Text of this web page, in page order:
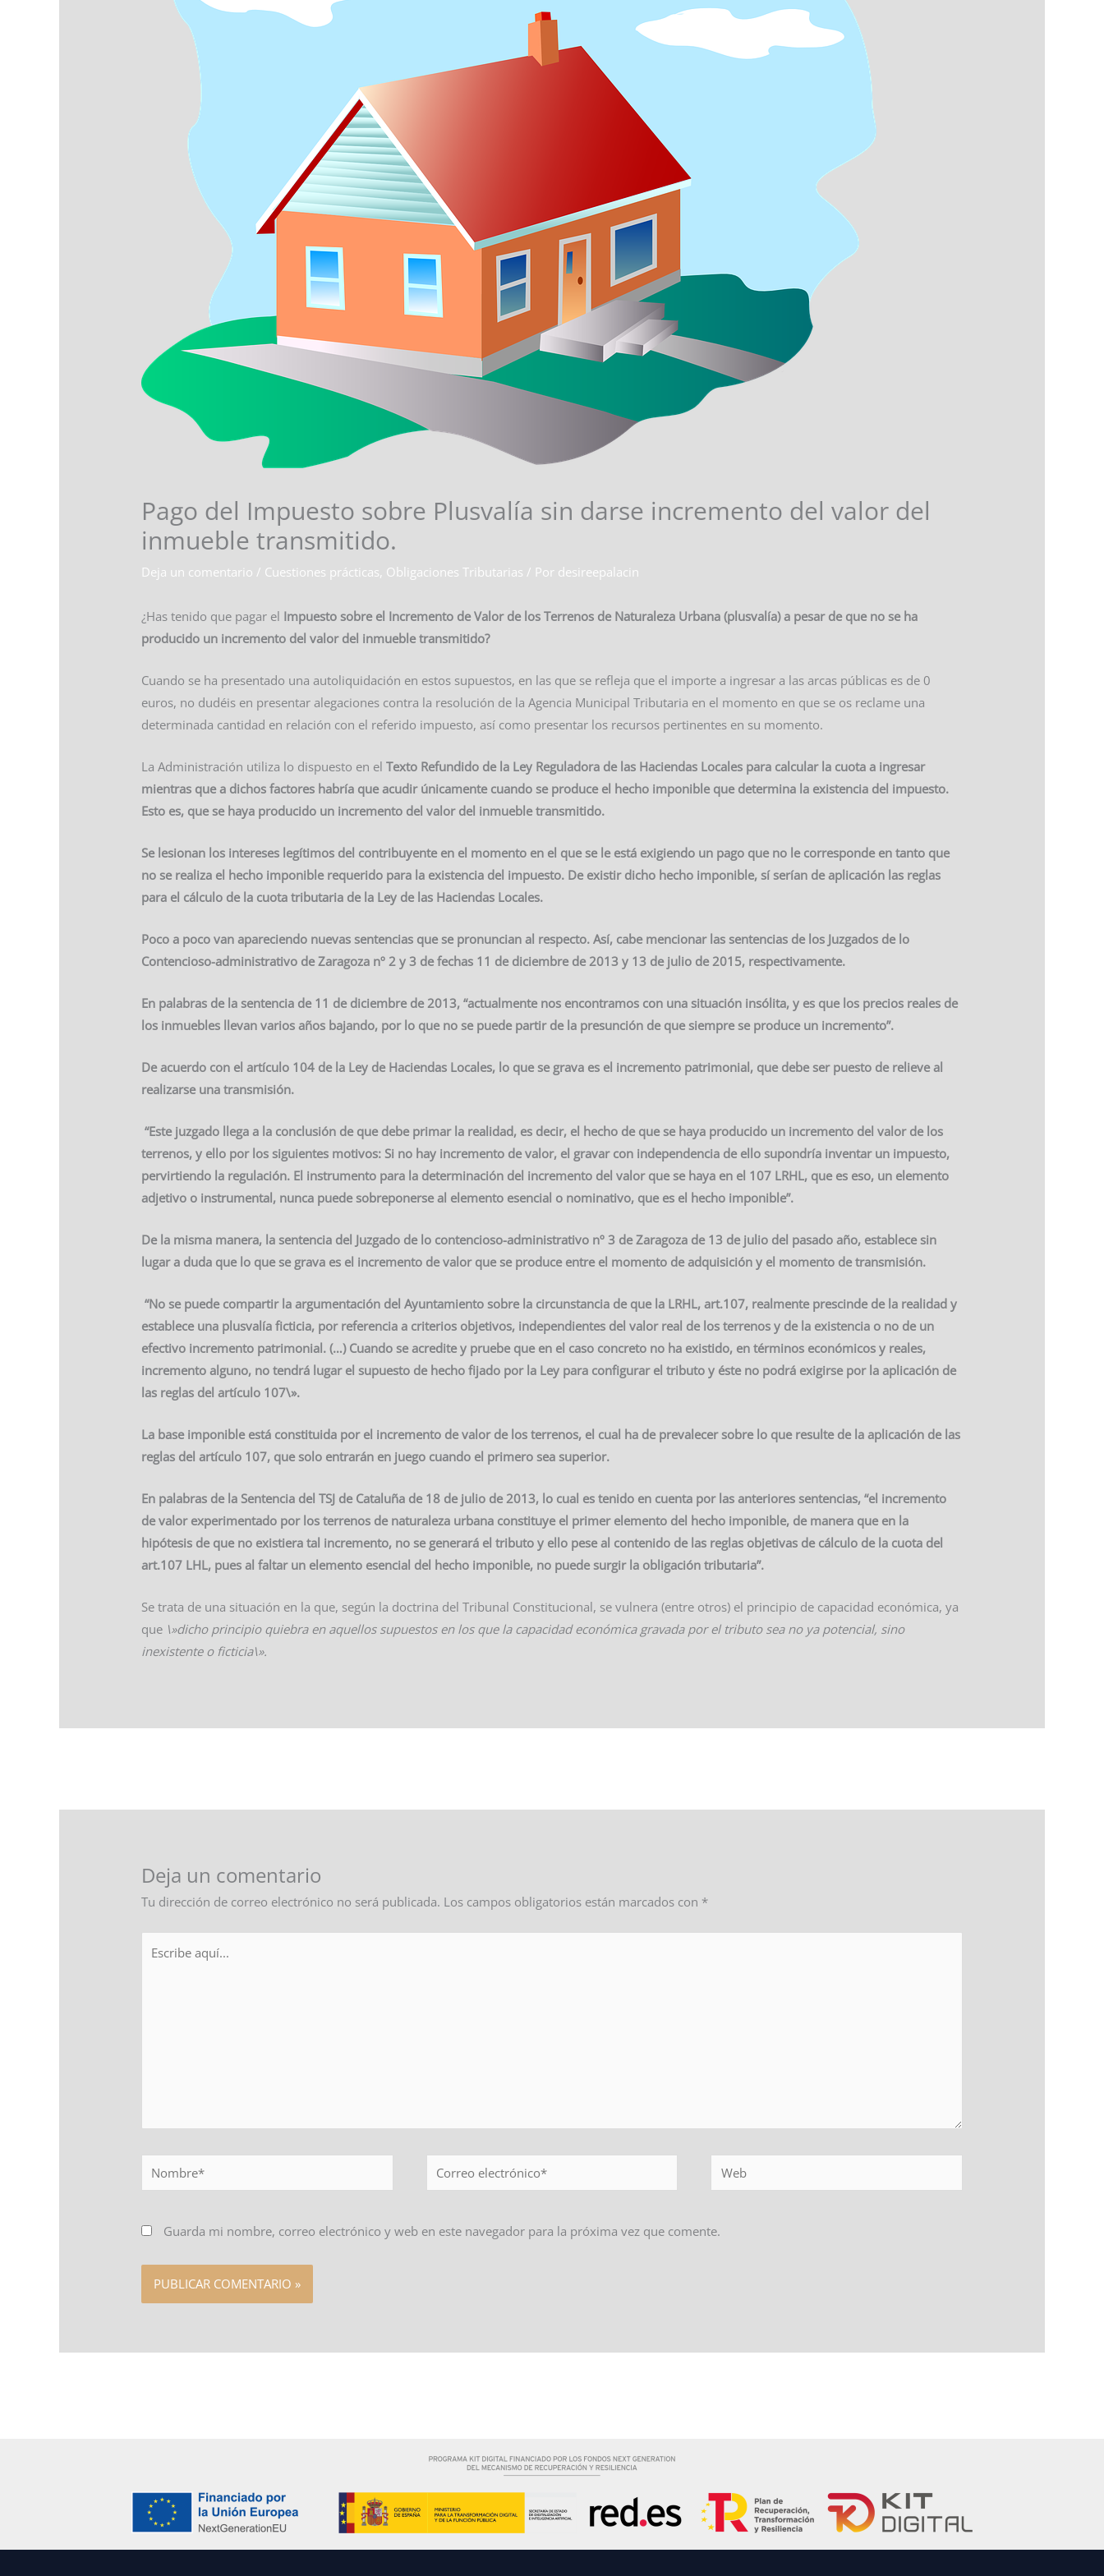
Pago del Impuesto sobre Plusvalía sin darse incremento del valor del
inmueble transmitido.
Deja un comentario / Cuestiones prácticas, Obligaciones Tributarias / Por desireepalacin
¿Has tenido que pagar el Impuesto sobre el Incremento de Valor de los Terrenos de Naturaleza Urbana (plusvalía)a pesar de que no se ha
producido un incremento del valor del inmueble transmitido?
Cuando se ha presentado una autoliquidación en estos supuestos, en las que se refleja que el importe a ingresar a las arcas públicas es de 0
euros, no dudéis en presentar alegaciones contra la resolución de la Agencia Municipal Tributaria en el momento en que se os reclame una
determinada cantidad en relación con el referido impuesto, así como presentar los recursos pertinentes en su momento.
La Administración utiliza lo dispuesto en elTexto Refundido de la Ley Reguladora de las Haciendas Locales para calcular la cuota a ingresar
mientras que a dichos factores habría que acudir únicamente cuando se produce el hecho imponible que determina la existencia del impuesto.
Esto es, que se haya producido un incremento del valor del inmueble transmitido.
Se lesionan los intereses legítimos del contribuyente en el momento en el que se le está exigiendo un pago que no le corresponde en tanto que
no se realiza el hecho imponible requerido para la existencia del impuesto. De existir dicho hecho imponible, sí serían de aplicación las reglas
para el cálculo de la cuota tributaria de la Ley de las Haciendas Locales.
Poco a poco van apareciendo nuevas sentencias que se pronuncian al respecto. Así, cabe mencionar las sentencias de los Juzgados de lo
Contencioso-administrativo de Zaragoza nº 2 y 3 de fechas 11 de diciembre de 2013 y 13 de julio de 2015, respectivamente.
En palabras de la sentencia de 11 de diciembre de 2013, “actualmente nos encontramos con una situación insólita, y es que los precios reales de
los inmuebles llevan varios años bajando, por lo que no se puede partir de la presunción de que siempre se produce un incremento”.
De acuerdo con el artículo 104 de la Ley de Haciendas Locales, lo que se grava es el incremento patrimonial, que debe ser puesto de relieve al
realizarse una transmisión.
“Este juzgado llega a la conclusión de que debe primar la realidad, es decir, el hecho de que se haya producido un incremento del valor de los
terrenos, y ello por los siguientes motivos: Si no hay incremento de valor, el gravar con independencia de ello supondría inventar un impuesto,
pervirtiendo la regulación. El instrumento para la determinación del incremento del valor que se haya en el 107 LRHL, que es eso, un elemento
adjetivo o instrumental, nunca puede sobreponerse al elemento esencial o nominativo, que es el hecho imponible”.
De la misma manera, la sentencia del Juzgado de lo contencioso-administrativo nº 3 de Zaragoza de 13 de julio del pasado año, establece sin
lugar a duda que lo que se grava es el incremento de valor que se produce entre el momento de adquisición y el momento de transmisión.
“No se puede compartir la argumentación del Ayuntamiento sobre la circunstancia de que la LRHL, art.107, realmente prescinde de la realidad y
establece una plusvalía ficticia, por referencia a criterios objetivos, independientes del valor real de los terrenos y de la existencia o no de un
efectivo incremento patrimonial. (…) Cuando se acredite y pruebe que en el caso concreto no ha existido, en términos económicos y reales,
incremento alguno, no tendrá lugar el supuesto de hecho fijado por la Ley para configurar el tributo y éste no podrá exigirse por la aplicación de
las reglas del artículo 107\».
La base imponible está constituida por el incremento de valor de los terrenos, el cual ha de prevalecer sobre lo que resulte de la aplicación de las
reglas del artículo 107, que solo entrarán en juego cuando el primero sea superior.
En palabras de la Sentencia del TSJ de Cataluña de 18 de julio de 2013, lo cual es tenido en cuenta por las anteriores sentencias, “el incremento
de valor experimentado por los terrenos de naturaleza urbana constituye el primer elemento del hecho imponible, de manera que en la
hipótesis de que no existiera tal incremento, no se generará el tributo y ello pese al contenido de las reglas objetivas de cálculo de la cuota del
art.107 LHL, pues al faltar un elemento esencial del hecho imponible, no puede surgir la obligación tributaria”.
Se trata de una situación en la que, según la doctrina del Tribunal Constitucional, se vulnera (entre otros) el principio de capacidad económica, ya
que \»dicho principio quiebra en aquellos supuestos en los que la capacidad económica gravada por el tributo sea no ya potencial, sino
inexistente o ficticia\».
Deja un comentario
Tu dirección de correo electrónico no será publicada. Los campos obligatorios están marcados con *
Nombre*
electrónico*
Guarda mi nombre, correo electrónico y web en este navegador para la próxima vez que comente.